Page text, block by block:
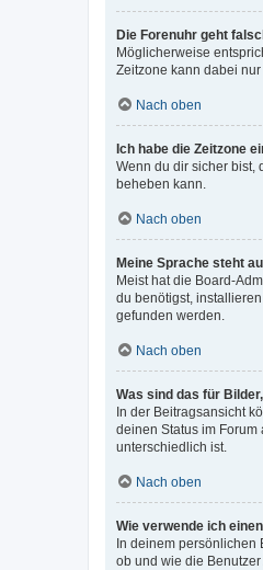
Die Forenuhr geht
Möglicherweise
Zeitzone kann dabei
Nach oben
Ich habe die Zeitzone
Wenn du dir sicher bist,
beheben kann.
Nach oben
Meine Sprache steht
Meist hat die Board-
du benötigst,
gefunden werden.
Nach oben
Was sind das für
In der Beitragsansicht
deinen Status im
unterschiedlich ist.
Nach oben
Wie verwende ich
In deinem persönlichen
ob und wie die